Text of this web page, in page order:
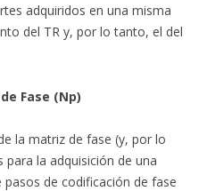
adquiridos en una misma
del TR y, por lo tanto, el del
Fase (Np)
la matriz de fase (y, por lo
la adquisición de una
de codificación de fase